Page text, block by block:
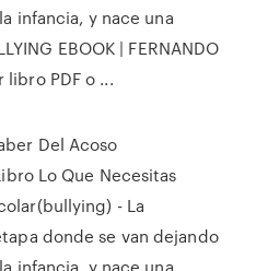
infancia, y nace una
EBOOK | FERNANDO
libro PDF o ...
Del Acoso
Lo Que Necesitas
- La
donde se van dejando
infancia, y nace una